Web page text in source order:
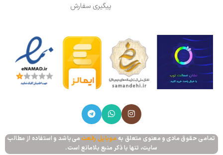
پیگیری سفارش
تمامی حقوق مادی و معنوی متعلق بهموبایل رفعت می‌باشد و استفاده از مطالب
سایت، تنها با ذکر منبع بلامانع است.